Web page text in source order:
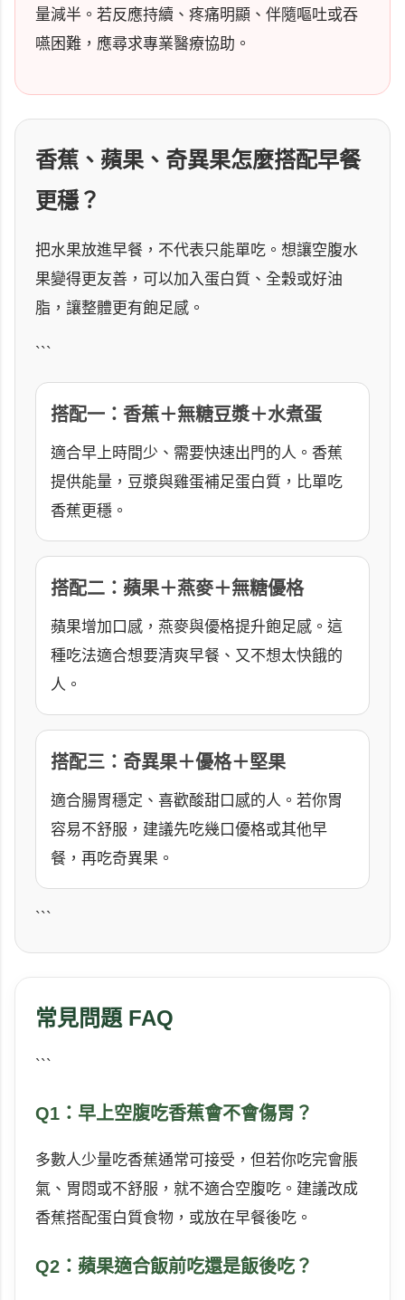
量減半。若反應持續、疼痛明顯、伴隨嘔吐或吞
嚥困難，應尋求專業醫療協助。
香蕉、蘋果、奇異果怎麼搭配早餐
更穩？
把水果放進早餐，不代表只能單吃。想讓空腹水
果變得更友善，可以加入蛋白質、全穀或好油
脂，讓整體更有飽足感。
```
搭配一：香蕉＋無糖豆漿＋水煮蛋
適合早上時間少、需要快速出門的人。香蕉
提供能量，豆漿與雞蛋補足蛋白質，比單吃
香蕉更穩。
搭配二：蘋果＋燕麥＋無糖優格
蘋果增加口感，燕麥與優格提升飽足感。這
種吃法適合想要清爽早餐、又不想太快餓的
人。
搭配三：奇異果＋優格＋堅果
適合腸胃穩定、喜歡酸甜口感的人。若你胃
容易不舒服，建議先吃幾口優格或其他早
餐，再吃奇異果。
```
常見問題 FAQ
```
Q1：早上空腹吃香蕉會不會傷胃？
多數人少量吃香蕉通常可接受，但若你吃完會脹
氣、胃悶或不舒服，就不適合空腹吃。建議改成
香蕉搭配蛋白質食物，或放在早餐後吃。
Q2：蘋果適合飯前吃還是飯後吃？